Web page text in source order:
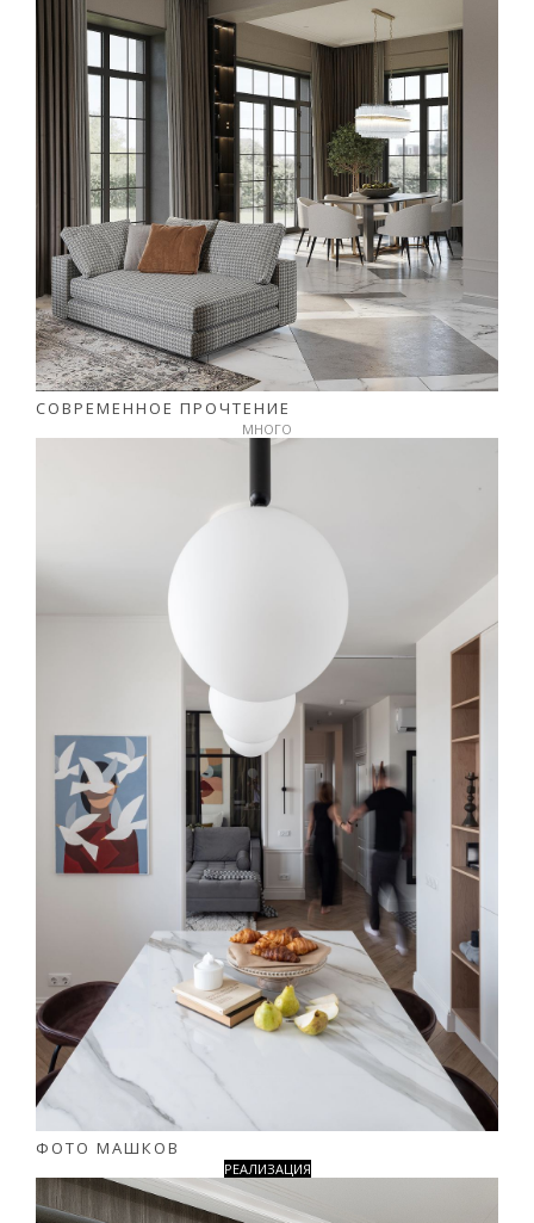
СОВРЕМЕННОЕ ПРОЧТЕНИЕ
МНОГО
ФОТО МАШКОВ
РЕАЛИЗАЦИЯ